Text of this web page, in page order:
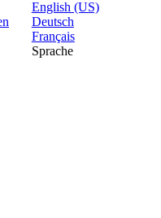
English (US)
Deutsch
Français
Sprache